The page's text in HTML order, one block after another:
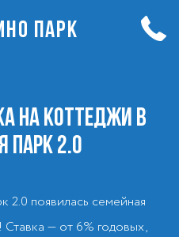
ПАРК
НА КОТТЕДЖИ В
ПАРК 2.0
2.0 появилась семейная
Ставка — от 6% годовых,